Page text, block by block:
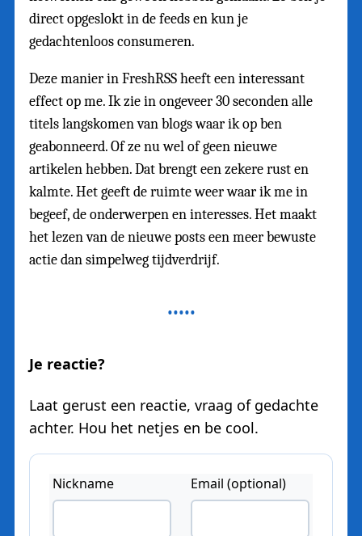
direct opgeslokt in de feeds en kun je
gedachtenloos consumeren.
Deze manier in FreshRSS heeft een interessant
effect op me. Ik zie in ongeveer 30 seconden alle
titels langskomen van blogs waar ik op ben
geabonneerd. Of ze nu wel of geen nieuwe
artikelen hebben. Dat brengt een zekere rust en
kalmte. Het geeft de ruimte weer waar ik me in
begeef, de onderwerpen en interesses. Het maakt
het lezen van de nieuwe posts een meer bewuste
actie dan simpelweg tijdverdrijf.
Je reactie?
Laat gerust een reactie, vraag of gedachte
achter. Hou het netjes en be cool.